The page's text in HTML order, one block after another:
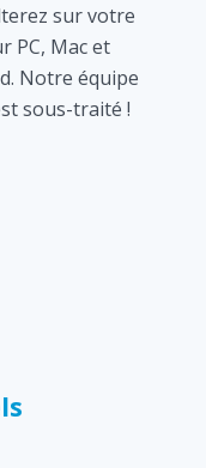
sur votre
PC, Mac et
Notre équipe
sous-traité !